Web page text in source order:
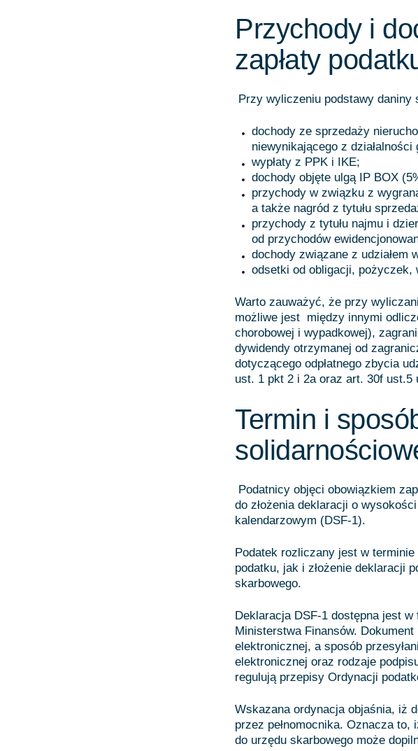
Przychody i
zapłaty
Przy wyliczeniu podstawy daniny
dochody ze sprzedaży
niewynikającego z działalności
wypłaty z PPK i IKE;
dochody objęte ulgą IP BOX
przychody w związku z
a także nagród z tytułu
przychody z tytułu najmu i
od przychodów
dochody związane z udziałem
odsetki od obligacji, pożyczek,
Warto zauważyć, że przy
możliwe jest między innymi
chorobowej i wypadkowej),
dywidendy otrzymanej od
dotyczącego odpłatnego zbycia
ust. 1 pkt 2 i 2a oraz art. 30f ust.5
Termin i
Podatnicy objęci obowiązkiem
do złożenia deklaracji o
kalendarzowym (DSF-1).
Podatek rozliczany jest w terminie
podatku, jak i złożenie deklaracji
skarbowego.
Deklaracja DSF-1 dostępna jest
Ministerstwa Finansów.
elektronicznej, a sposób
elektronicznej oraz rodzaje
regulują przepisy Ordynacji
Wskazana ordynacja objaśnia, iż
przez pełnomocnika. Oznacza to,
do urzędu skarbowego może